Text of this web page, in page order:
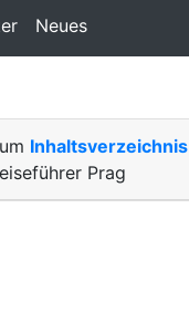
Neues
Inhaltsverzeichnis
Prag